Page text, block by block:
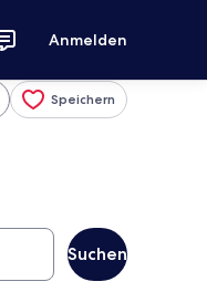
Anmelden
Speichern
Suchen